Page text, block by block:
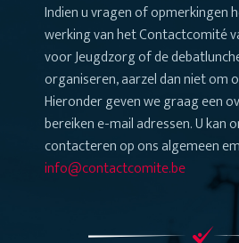
Indien u vragen of opmerkingen
werking van het Contactcomité
voor Jeugdzorg of de
organiseren, aarzel dan niet om
Hieronder geven we graag een
bereiken e-mail adressen. U kan
contacteren op ons algemeen
info@contactcomite.be